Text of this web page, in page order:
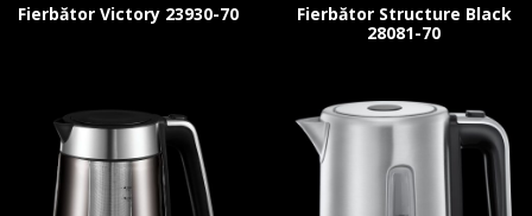
Fierbător Victory 23930-70
Fierbător Structure Black
28081-70